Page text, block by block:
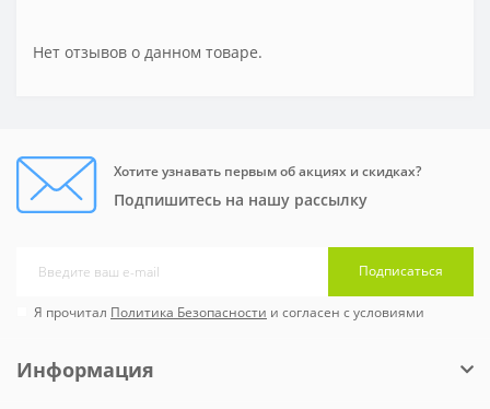
Нет отзывов о данном товаре.
Хотите узнавать первым об акциях и скидках?
Подпишитесь на нашу рассылку
Подписаться
Я прочитал Политика Безопасности и согласен с условиями
Информация